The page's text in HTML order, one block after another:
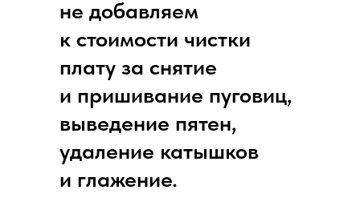
не добавляем
к стоимости чистки
плату за снятие
и пришивание пуговиц,
выведение пятен,
удаление катышков
и глажение.